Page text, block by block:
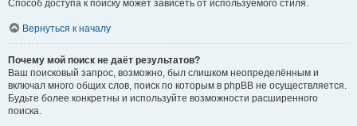
Способ доступа к поиску может зависеть от используемого стиля.
Вернуться к началу
Почему мой поиск не даёт результатов?
Ваш поисковый запрос, возможно, был слишком неопределённым и
включал много общих слов, поиск по которым в phpBB не осуществляется.
Будьте более конкретны и используйте возможности расширенного
поиска.